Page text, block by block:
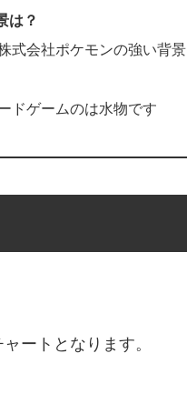
は？
式会社ポケモンの強い背景
ドゲームのは水物です
ートとなります。